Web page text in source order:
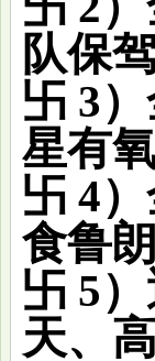
队保
卐 3
星有
卐 4
食鲁
卐 5
天、